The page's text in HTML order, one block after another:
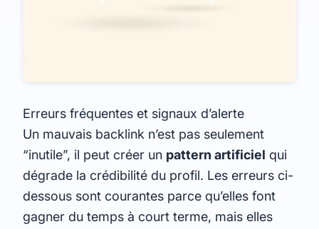
Erreurs fréquentes et signaux d’alerte
Un mauvais backlink n’est pas seulement
“inutile”, il peut créer un pattern artificiel qui
dégrade la crédibilité du profil. Les erreurs ci-
dessous sont courantes parce qu’elles font
gagner du temps à court terme, mais elles